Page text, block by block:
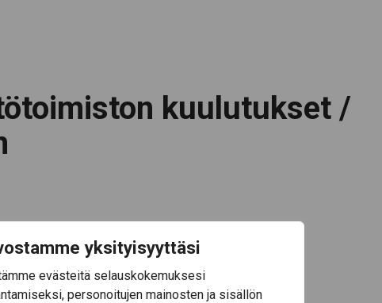
yksityisyyttäsi
evästeitä selauskokemuksesi
personoitujen mainosten ja sisällön
kuulutukset /